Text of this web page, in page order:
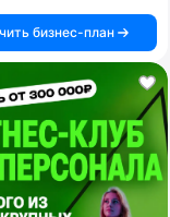
бизнес-план